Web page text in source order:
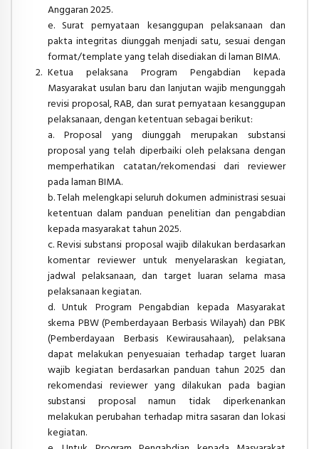
Anggaran 2025.
e. Surat pernyataan kesanggupan pelaksanaan dan
pakta integritas diunggah menjadi satu, sesuai dengan
format/template yang telah disediakan di laman BIMA.
Ketua pelaksana Program Pengabdian kepada
Masyarakat usulan baru dan lanjutan wajib mengunggah
revisi proposal, RAB, dan surat pernyataan kesanggupan
pelaksanaan, dengan ketentuan sebagai berikut:
a. Proposal yang diunggah merupakan substansi
proposal yang telah diperbaiki oleh pelaksana dengan
memperhatikan catatan/rekomendasi dari reviewer
pada laman BIMA.
b. Telah melengkapi seluruh dokumen administrasi sesuai
ketentuan dalam panduan penelitian dan pengabdian
kepada masyarakat tahun 2025.
c. Revisi substansi proposal wajib dilakukan berdasarkan
komentar reviewer untuk menyelaraskan kegiatan,
jadwal pelaksanaan, dan target luaran selama masa
pelaksanaan kegiatan.
d. Untuk Program Pengabdian kepada Masyarakat
skema PBW (Pemberdayaan Berbasis Wilayah) dan PBK
(Pemberdayaan Berbasis Kewirausahaan), pelaksana
dapat melakukan penyesuaian terhadap target luaran
wajib kegiatan berdasarkan panduan tahun 2025 dan
rekomendasi reviewer yang dilakukan pada bagian
substansi proposal namun tidak diperkenankan
melakukan perubahan terhadap mitra sasaran dan lokasi
kegiatan.